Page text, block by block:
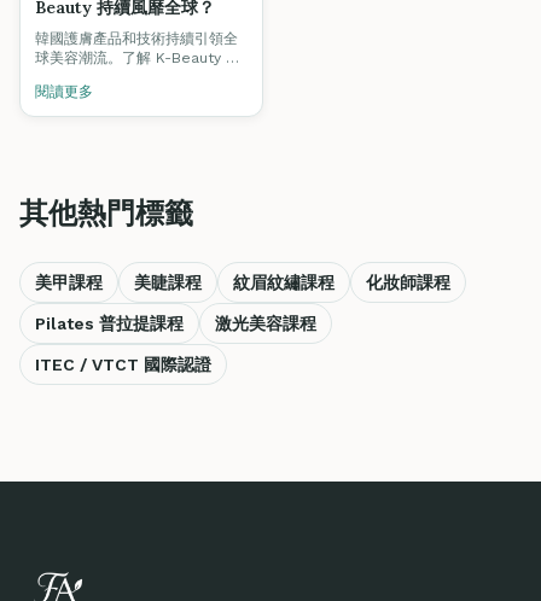
Beauty 持續風靡全球？
韓國護膚產品和技術持續引領全
球美容潮流。了解 K-Beauty 的
技術融入你的專業服務中。
閱讀更多
其他熱門標籤
美甲課程 美睫課程 紋眉紋繡課程 化妝師課程
Pilates 普拉提課程 激光美容課程
ITEC / VTCT 國際認證